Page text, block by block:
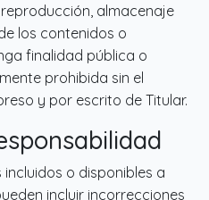
almacenaje
los contenidos o
finalidad pública o
prohibida sin el
y por escrito de Titular.
o disponibles a
incluir incorrecciones